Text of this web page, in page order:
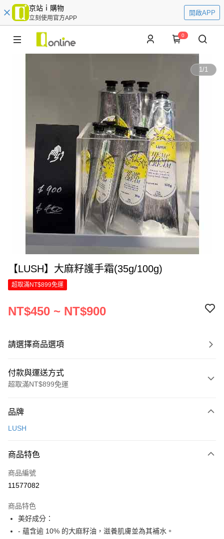
京站ｉ購物
立刻使用官方APP
開啟APP
0
1/1
【LUSH】大麻籽護手霜(35g/100g)
超取滿NT$899免運
NT$450 ~ NT$900
請選擇商品選項
付款與運送方式
超取滿NT$899免運
信用卡一次付款
Apple Pay
街口支付
Google Pay
全盈+PAY
品牌
LUSH
商品特色
商品編號
11577082
商品特色
美好成分：
- 蘊含逾 10% 的大麻籽油，滋養肌膚並為其補水。